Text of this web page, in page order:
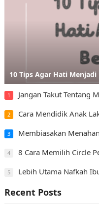
10 Tips Agar Hati Menjadi
1 Jangan Takut Tentang
2 Cara Mendidik Anak
3 Membiasakan
4 8 Cara Memilih Circle
5 Lebih Utama Nafkah
Recent Posts